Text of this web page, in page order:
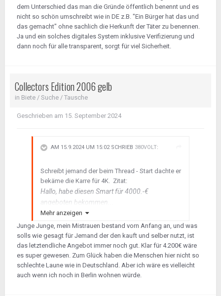
älteren Mitmenschen über die Straße zu helfen,
seit dort alles so vorbildlich digitalisiert wurde.
Ich fürchte, da können wir rückständigen
Hinterwäldler einfach nicht mitreden.
dem Unterschied das man die Gründe öffentlich benennt und es
nicht so schön umschreibt wie in DE z.B. "Ein Bürger hat das und
das gemacht" ohne sachlich die Herkunft der Täter zu benennen.
Ja und ein solches digitales System inklusive Verifizierung und
dann noch für alle transparent, sorgt für viel Sicherheit.
Collectors Edition 2006 gelb
in Biete / Suche / Tausche
Geschrieben am 15. September 2024
AM 15.9.2024 UM 15:02 SCHRIEB 380VOLT:
Schreibt jemand der beim Thread - Start dachte er
bekäme die Karre für 4K. Zitat:
Hallo, habe diesen Smart für 4000.-€
angeboten bekommen...
Nee, schon klar, dein "gesunder
Menschenverstand " hat dir signalisiert dass
der Preis "seriös" ist.
Noch ne Portion Naivität on Top und du
dachtest tatsächlich: "Hinfahren, 4K auf den
Mehr anzeigen
Junge Junge, mein Mistrauen bestand vorn Anfang an, und was
solls wie gesagt für Jemand der den kauft und selber nutzt, ist
das letztendliche Angebot immer noch gut. Klar für 4.200€ wäre
es super gewesen. Zum Glück haben die Menschen hier nicht so
schlechte Laune wie in Deutschland. Aber ich wäre es vielleicht
auch wenn ich noch in Berlin wohnen würde.